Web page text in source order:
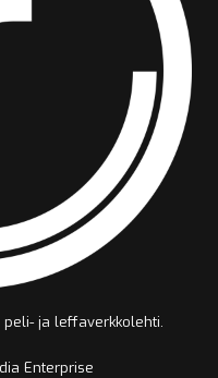
ja leffaverkkolehti.
Enterprise